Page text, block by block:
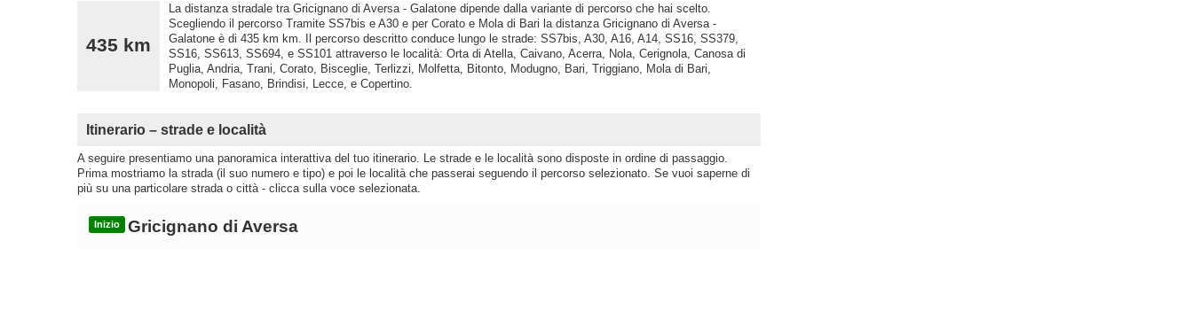
435 km
La distanza stradale tra Gricignano di Aversa - Galatone dipende dalla variante di percorso che hai scelto.
Scegliendo il percorso Tramite SS7bis e A30 e per Corato e Mola di Bari la distanza Gricignano di Aversa -
Galatone è di 435 km km. Il percorso descritto conduce lungo le strade: SS7bis, A30, A16, A14, SS16, SS379,
SS16, SS613, SS694, e SS101 attraverso le località: Orta di Atella, Caivano, Acerra, Nola, Cerignola, Canosa di
Puglia, Andria, Trani, Corato, Bisceglie, Terlizzi, Molfetta, Bitonto, Modugno, Bari, Triggiano, Mola di Bari,
Monopoli, Fasano, Brindisi, Lecce, e Copertino.
Itinerario – strade e località
A seguire presentiamo una panoramica interattiva del tuo itinerario. Le strade e le località sono disposte in ordine di passaggio.
Prima mostriamo la strada (il suo numero e tipo) e poi le località che passerai seguendo il percorso selezionato. Se vuoi saperne di
più su una particolare strada o città - clicca sulla voce selezionata.
Inizio Gricignano di Aversa